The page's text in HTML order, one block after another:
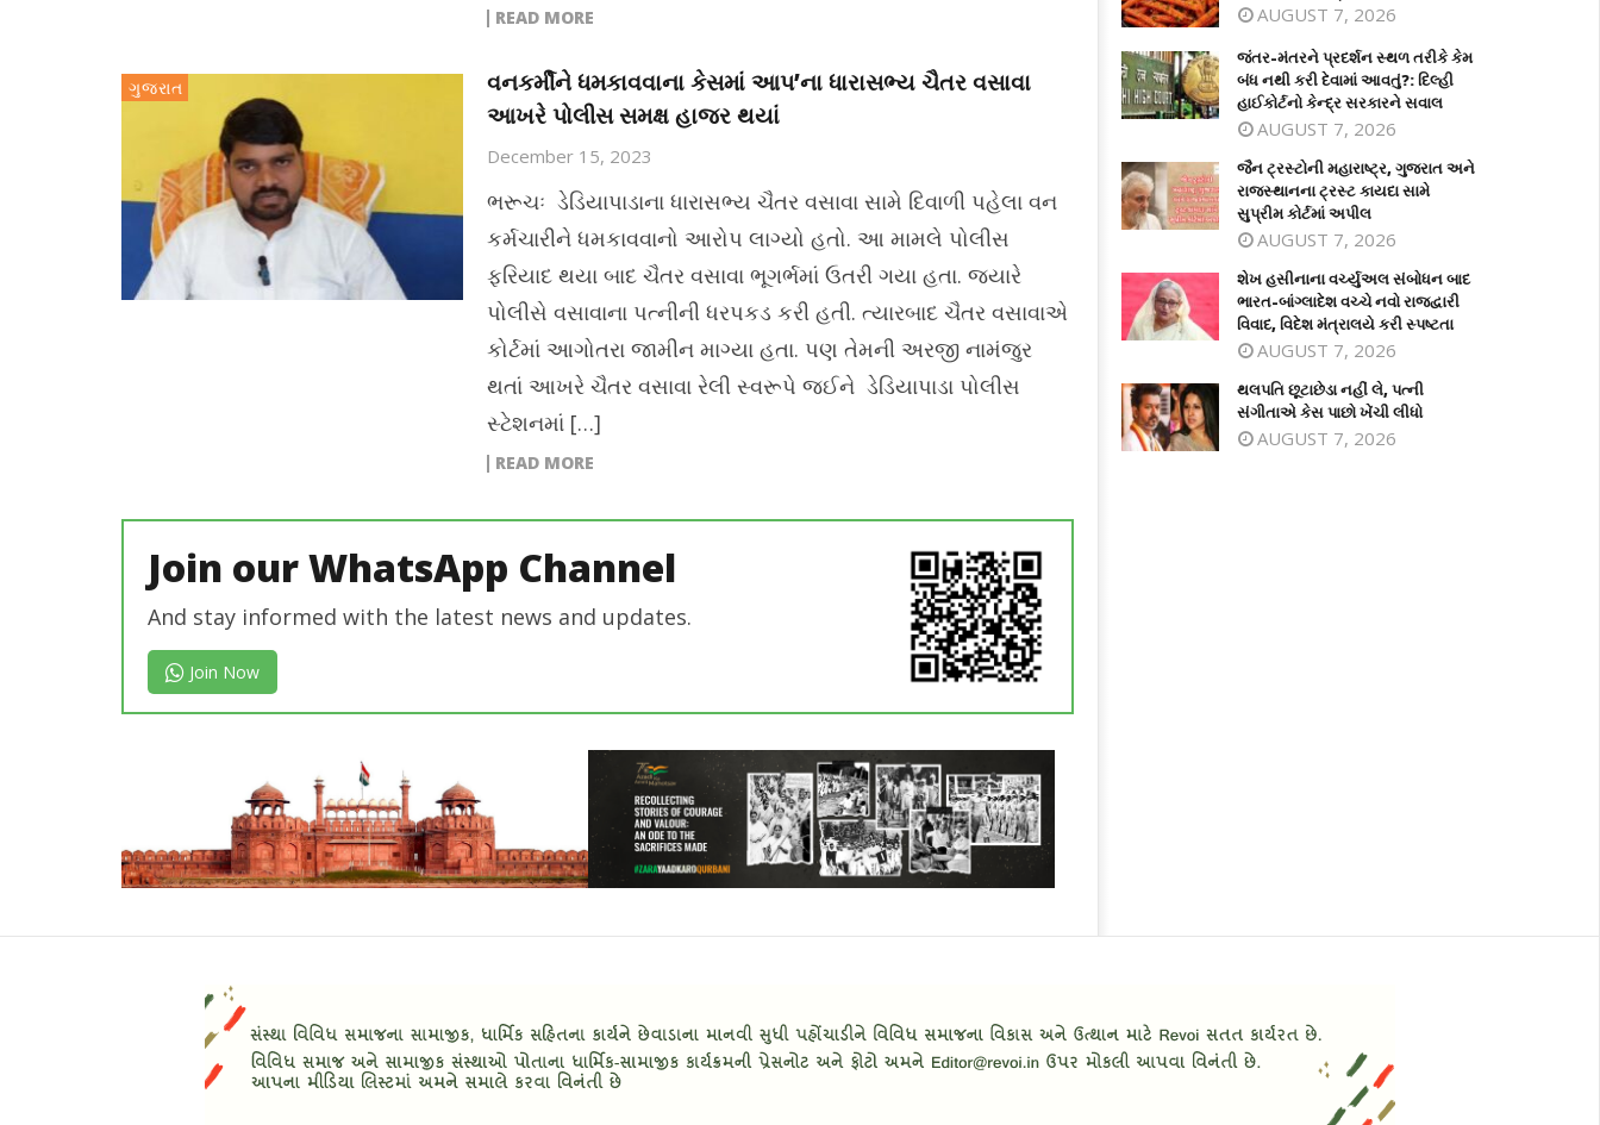
READ MORE
ગુજરાત
વનકર્મીને ધમકાવવાના કેસમાં આપ’ના ધારાસભ્ય ચૈતર વસાવા
આખરે પોલીસ સમક્ષ હાજર થયાં
December 15, 2023
ભરૂચઃ ડેડિયાપાડાના ધારાસભ્ય ચૈતર વસાવા સામે દિવાળી પહેલા વન
કર્મચારીને ધમકાવવાનો આરોપ લાગ્યો હતો. આ મામલે પોલીસ
ફરિયાદ થયા બાદ ચૈતર વસાવા ભૂગર્ભમાં ઉતરી ગયા હતા. જ્યારે
પોલીસે વસાવાના પત્નીની ધરપકડ કરી હતી. ત્યારબાદ ચૈતર વસાવાએ
કોર્ટમાં આગોતરા જામીન માગ્યા હતા. પણ તેમની અરજી નામંજુર
થતાં આખરે ચૈતર વસાવા રેલી સ્વરૂપે જઈને ડેડિયાપાડા પોલીસ
સ્ટેશનમાં […]
READ MORE
Join our WhatsApp Channel
And stay informed with the latest news and updates.
Join Now
AUGUST 7, 2026
જંતર-મંતરને પ્રદર્શન સ્થળ તરીકે કેમ
બંધ નથી કરી દેવામાં આવતું?: દિલ્હી
હાઈકોર્ટનો કેન્દ્ર સરકારને સવાલ
AUGUST 7, 2026
જૈન ટ્રસ્ટોની મહારાષ્ટ્ર, ગુજરાત અને
રાજસ્થાનના ટ્રસ્ટ કાયદા સામે
સુપ્રીમ કોર્ટમાં અપીલ
AUGUST 7, 2026
શેખ હસીનાના વર્ચ્યુઅલ સંબોધન બાદ
ભારત-બાંગ્લાદેશ વચ્ચે નવો રાજદ્વારી
વિવાદ, વિદેશ મંત્રાલયે કરી સ્પષ્ટતા
AUGUST 7, 2026
થલપતિ છૂટાછેડા નહીં લે, પત્ની
સંગીતાએ કેસ પાછો ખેંચી લીધો
AUGUST 7, 2026